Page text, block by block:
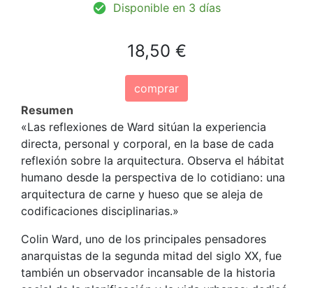
Disponible en 3 días
18,50 €
comprar
Resumen
«Las reflexiones de Ward sitúan la experiencia
directa, personal y corporal, en la base de cada
reflexión sobre la arquitectura. Observa el hábitat
humano desde la perspectiva de lo cotidiano: una
arquitectura de carne y hueso que se aleja de
codificaciones disciplinarias.»
Colin Ward, uno de los principales pensadores
anarquistas de la segunda mitad del siglo XX, fue
también un observador incansable de la historia